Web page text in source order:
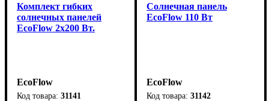
Комплект гибких
солнечных панелей
EcoFlow 2x200 Вт.
EcoFlow
31141
Солнечная панель
EcoFlow 110 Вт
EcoFlow
31142